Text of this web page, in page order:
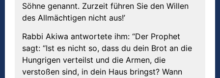
Söhne genannt. Zurzeit führen Sie den Willen
des Allmächtigen nicht aus!’
Rabbi Akiwa antwortete ihm: “Der Prophet
sagt: “Ist es nicht so, dass du dein Brot an die
Hungrigen verteilst und die Armen, die
verstoßen sind, in dein Haus bringst? Wann